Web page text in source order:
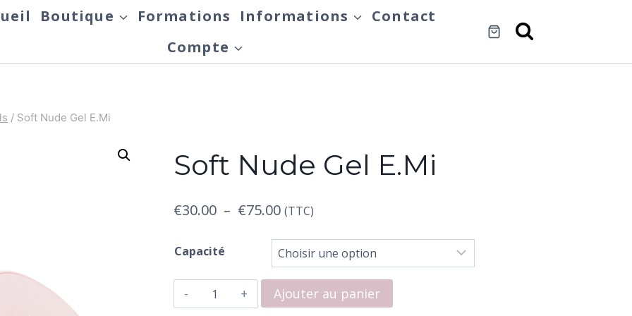
Boutique Formations Informations
Contact
Compte
/ Soft Nude Gel E.Mi
Soft Nude Gel E.Mi
€30.00 – €75.00Plage
de
prix :
€30.00
(TTC)
Capacité
quantité
Ajouter au panier